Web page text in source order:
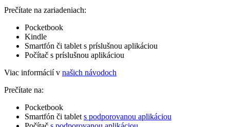
Prečítate na zariadeniach:
Pocketbook
Kindle
Smartfón či tablet s príslušnou aplikáciou
Počítač s príslušnou aplikáciou
Viac informácií v našich návodoch
Prečítate na:
Pocketbook
Smartfón či tablet s podporovanou aplikáciou